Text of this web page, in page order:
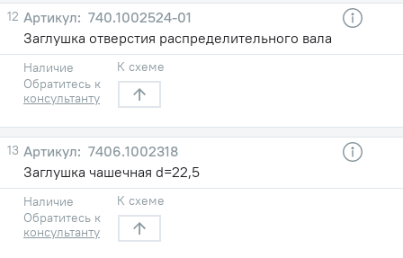
12
740.1002524-01
Заглушка отверстия распределительного вала
Наличие
Обратитесь к
консультанту
К схеме
13
7406.1002318
Заглушка чашечная d=22,5
Наличие
Обратитесь к
консультанту
К схеме